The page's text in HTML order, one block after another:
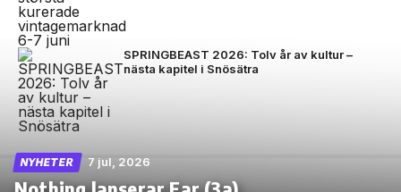
SPRINGBEAST 2026: Tolv år av kultur –
nästa kapitel i Snösätra
NYHETER 7 jul, 2026